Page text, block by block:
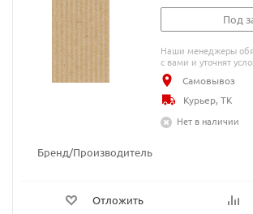
Бренд/Производитель
Отложить
Под
Наши менеджеры
с вами и уточнят
Самовывоз
Курьер, ТК
Нет в наличии